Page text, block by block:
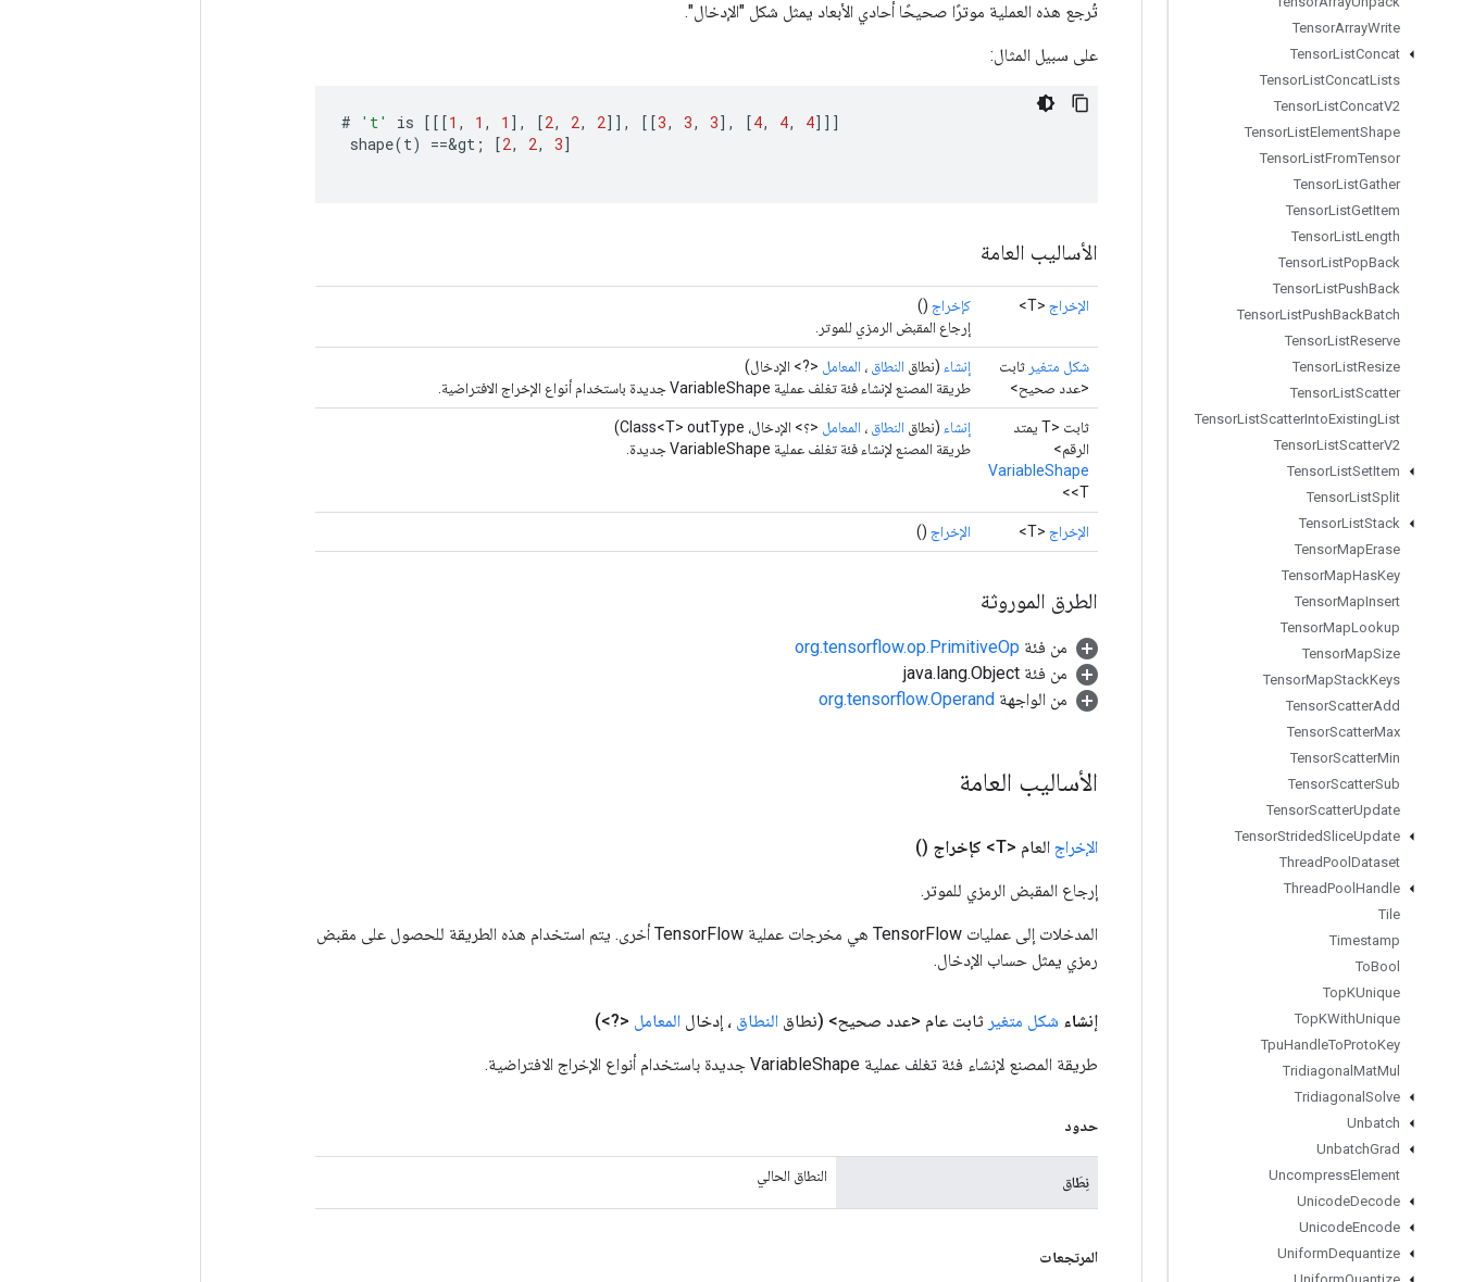
TensorArrayWrite
TensorListConcat
TensorListConcatLists
TensorListConcatV2
TensorListElementShape
TensorListFromTensor
TensorListGather
TensorListGetItem
TensorListLength
TensorListPopBack
TensorListPushBack
TensorListPushBackBatch
TensorListReserve
TensorListResize
TensorListScatter
TensorListScatterIntoExistingList
TensorListScatterV2
TensorListSetItem
TensorListSplit
TensorListStack
TensorMapErase
TensorMapHasKey
TensorMapInsert
TensorMapLookup
TensorMapSize
TensorMapStackKeys
TensorScatterAdd
TensorScatterMax
TensorScatterMin
TensorScatterSub
TensorScatterUpdate
TensorStridedSliceUpdate
ThreadPool Dataset
ThreadPool Handle
Tile
Timestamp
ToBool
TopKUnique
TopKWithUnique
TpuHandleToProtoKey
Tridiagonal MatMul
Tridiagonal Solve
Unbatch
UnbatchGrad
UncompressElement
UnicodeDecode
UnicodeEncode
UniformDequantize
تُرجع هذه العملية موترًا صحيحًا أحادي الأبعاد يمثل شكل "الإدخال".
على سبيل المثال:
# 't' is [[[1 , 1 , 1 ] , [2, 2, 2]] , [[3, 3, 3] , [4, 4, 4]]]
shape(t) ==&gt ; [2, 2, 3]
الأساليب العامة
الإخراج <T> كإخراج ()
إرجاع المقبض الرمزي للموتر.
شكل متغير ثابت
<عدد صحيح>
إنشاء (نطاق النطاق ، المعامل <?> الإدخال)
طريقة المصنع لإنشاء فئة تغلف عملية VariableShape جديدة باستخدام أنواع الإخراج الافتراضية.
ثابت <T يمتد
الرقم>
VariableShape
<T>
إنشاء (نطاق النطاق ، المعامل <؟> الإدخال، Class<T> outType)
طريقة المصنع لإنشاء فئة تغلف عملية VariableShape جديدة.
الإخراج <T> الإخراج ()
الطرق الموروثة
من فئة org.tensorflow.op.PrimitiveOp
من فئة java.lang.Object
من الواجهة org.tensorflow.Operand
الأساليب العامة
الإخراج العام <T> كإخراج ()
إرجاع المقبض الرمزي للموتر.
المدخلات إلى عمليات TensorFlow هي مخرجات عملية TensorFlow أخرى. يتم استخدام هذه الطريقة للحصول على مقبض
رمزي يمثل حساب الإدخال.
إنشاء شكل متغير ثابت عام <عدد صحيح> (نطاق النطاق ، إدخال المعامل <?>)
طريقة المصنع لإنشاء فئة تغلف عملية VariableShape جديدة باستخدام أنواع الإخراج الافتراضية.
حدود
نِطَاق النطاق الحالي
المرتجعات